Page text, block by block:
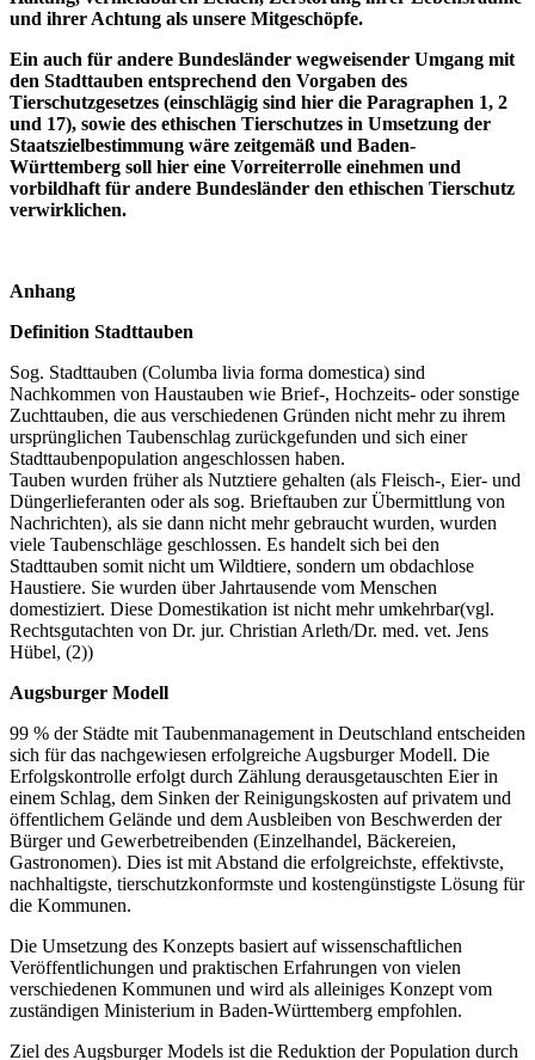
und ihrer Achtung als unsere Mitgeschöpfe.
Ein auch für andere Bundesländer wegweisender Umgang mit
den Stadttauben entsprechend den Vorgaben des
Tierschutzgesetzes (einschlägig sind hier die Paragraphen 1, 2
und 17), sowie des ethischen Tierschutzes in Umsetzung der
Staatszielbestimmung wäre zeitgemäß und Baden-
Württemberg soll hier eine Vorreiterrolle einehmen und
vorbildhaft für andere Bundesländer den ethischen Tierschutz
verwirklichen.
Anhang
Definition Stadttauben
Sog. Stadttauben (Columba livia forma domestica) sind
Nachkommen von Haustauben wie Brief-, Hochzeits- oder sonstige
Zuchttauben, die aus verschiedenen Gründen nicht mehr zu ihrem
ursprünglichen Taubenschlag zurückgefunden und sich einer
Stadttaubenpopulation angeschlossen haben.
Tauben wurden früher als Nutztiere gehalten (als Fleisch-, Eier- und
Düngerlieferanten oder als sog. Brieftauben zur Übermittlung von
Nachrichten), als sie dann nicht mehr gebraucht wurden, wurden
viele Taubenschläge geschlossen. Es handelt sich bei den
Stadttauben somit nicht um Wildtiere, sondern um obdachlose
Haustiere. Sie wurden über Jahrtausende vom Menschen
domestiziert. Diese Domestikation ist nicht mehr umkehrbar(vgl.
Rechtsgutachten von Dr. jur. Christian Arleth/Dr. med. vet. Jens
Hübel, (2))
Augsburger Modell
99 % der Städte mit Taubenmanagement in Deutschland entscheiden
sich für das nachgewiesen erfolgreiche Augsburger Modell. Die
Erfolgskontrolle erfolgt durch Zählung derausgetauschten Eier in
einem Schlag, dem Sinken der Reinigungskosten auf privatem und
öffentlichem Gelände und dem Ausbleiben von Beschwerden der
Bürger und Gewerbetreibenden (Einzelhandel, Bäckereien,
Gastronomen). Dies ist mit Abstand die erfolgreichste, effektivste,
nachhaltigste, tierschutzkonformste und kostengünstigste Lösung für
die Kommunen.
Die Umsetzung des Konzepts basiert auf wissenschaftlichen
Veröffentlichungen und praktischen Erfahrungen von vielen
verschiedenen Kommunen und wird als alleiniges Konzept vom
zuständigen Ministerium in Baden-Württemberg empfohlen.
Ziel des Augsburger Models ist die Reduktion der Population durch